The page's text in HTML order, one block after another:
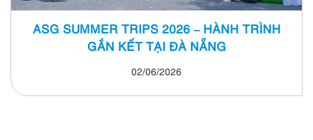
ASG SUMMER TRIPS 2026 – HÀNH TRÌNH
GẮN KẾT TẠI ĐÀ NẴNG
02/06/2026